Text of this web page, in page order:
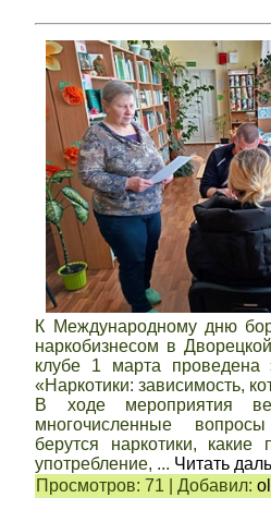
К Международному дню
наркобизнесом в
клубе 1 марта проведена
«Наркотики: зависимость,
В ходе мероприятия
многочисленные
берутся наркотики, какие
употребление, ... Читать
Просмотров: 71 |Добавил: